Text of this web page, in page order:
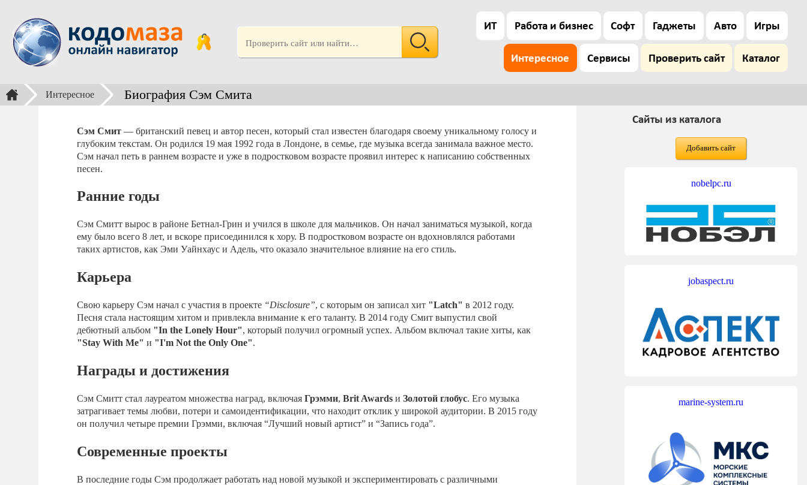
ИТ Работа и бизнес Софт Гаджеты Авто Игры
Интересное Сервисы Проверить сайт Каталог
Интересное Биография Сэм Смита
Сэм Смит — британский певец и автор песен, который стал известен благодаря своему уникальному голосу и
глубоким текстам. Он родился 19 мая 1992 года в Лондоне, в семье, где музыка всегда занимала важное место.
Сэм начал петь в раннем возрасте и уже в подростковом возрасте проявил интерес к написанию собственных
песен.
Ранние годы
Сэм Смитт вырос в районе Бетнал-Грин и учился в школе для мальчиков. Он начал заниматься музыкой, когда
ему было всего 8 лет, и вскоре присоединился к хору. В подростковом возрасте он вдохновлялся работами
таких артистов, как Эми Уайнхаус и Адель, что оказало значительное влияние на его стиль.
Карьера
Свою карьеру Сэм начал с участия в проекте “Disclosure”, с которым он записал хит "Latch" в 2012 году.
Песня стала настоящим хитом и привлекла внимание к его таланту. В 2014 году Смит выпустил свой
дебютный альбом "In the Lonely Hour", который получил огромный успех. Альбом включал такие хиты, как
"Stay With Me" и "I'm Not the Only One".
Награды и достижения
Сэм Смитт стал лауреатом множества наград, включая Грэмми, Brit Awards и Золотой глобус. Его музыка
затрагивает темы любви, потери и самоидентификации, что находит отклик у широкой аудитории. В 2015 году
он получил четыре премии Грэмми, включая “Лучший новый артист” и “Запись года”.
Современные проекты
В последние годы Сэм продолжает работать над новой музыкой и экспериментировать с различными
Сайты из каталога
Добавить сайт
nobelpc.ru
jobaspect.ru
marine-system.ru